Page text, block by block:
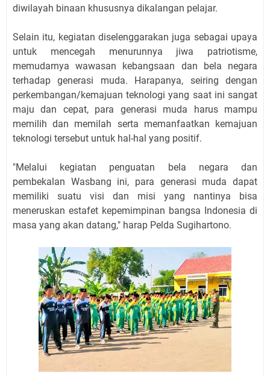
diwilayah binaan khususnya dikalangan pelajar.
Selain itu, kegiatan diselenggarakan juga sebagai upaya
untuk mencegah menurunnya jiwa patriotisme,
memudarnya wawasan kebangsaan dan bela negara
terhadap generasi muda. Harapanya, seiring dengan
perkembangan/kemajuan teknologi yang saat ini sangat
maju dan cepat, para generasi muda harus mampu
memilih dan memilah serta memanfaatkan kemajuan
teknologi tersebut untuk hal-hal yang positif.
"Melalui kegiatan penguatan bela negara dan
pembekalan Wasbang ini, para generasi muda dapat
memiliki suatu visi dan misi yang nantinya bisa
meneruskan estafet kepemimpinan bangsa Indonesia di
masa yang akan datang," harap Pelda Sugihartono.